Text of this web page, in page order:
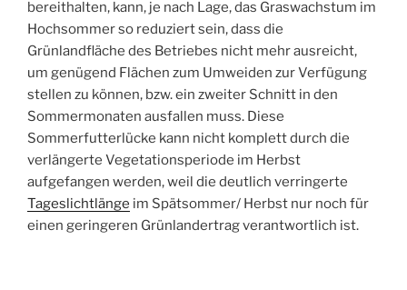
bereithalten, kann, je nach Lage, das Graswachstum im
Hochsommer so reduziert sein, dass die
Grünlandfläche des Betriebes nicht mehr ausreicht,
um genügend Flächen zum Umweiden zur Verfügung
stellen zu können, bzw. ein zweiter Schnitt in den
Sommermonaten ausfallen muss. Diese
Sommerfutterlücke kann nicht komplett durch die
verlängerte Vegetationsperiode im Herbst
aufgefangen werden, weil die deutlich verringerte
Tageslichtlänge im Spätsommer/ Herbst nur noch für
einen geringeren Grünlandertrag verantwortlich ist.